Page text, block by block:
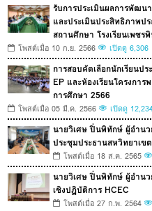
รับการประเมินผลการพัฒน
และประเมินประสิทธิภาพ
สถานศึกษา โรงเรียนเพชร
โพสต์เมื่อ 10 ก.ย. 2566 เปิดดู 6,306
การสอบคัดเลือกนักเรียนป
EP และห้องเรียนโครงกา
การศึกษา 2566
โพสต์เมื่อ 05 มี.ค. 2566 เปิดดู
นายวิเศษ ปิ่นพิทักษ์ ผู้อำนว
ประชุมประธานสหวิทยาเข
โพสต์เมื่อ 18 ส.ค. 2565
นายวิเศษ ปิ่นพิทักษ์ ผู้อำนว
เชิงปฏิบัติการ HCEC
โพสต์เมื่อ 27 ก.พ. 2564